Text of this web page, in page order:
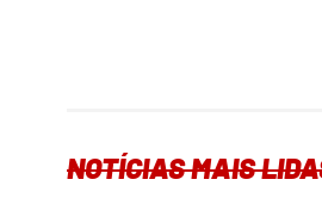
NOTÍCIAS MAIS